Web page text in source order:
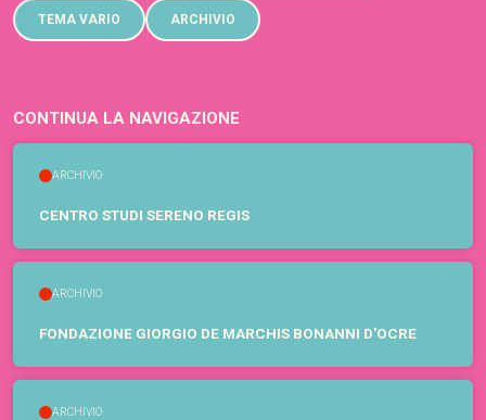
TEMA VARIO ARCHIVIO
CONTINUA LA NAVIGAZIONE
ARCHIVIO
CENTRO STUDI SERENO REGIS
ARCHIVIO
FONDAZIONE GIORGIO DE MARCHIS BONANNI D'OCRE
ARCHIVIO